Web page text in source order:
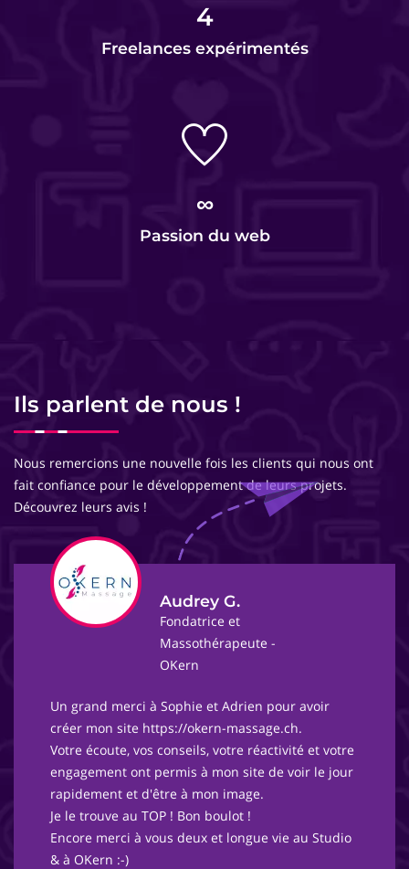
4
Freelances expérimentés
∞
Passion du web
Ils parlent de nous !
Nous remercions une nouvelle fois les clients qui nous ont
fait confiance pour le développement de leurs projets.
Découvrez leurs avis !
Audrey G.
Fondatrice et
Massothérapeute -
OKern
Un grand merci à Sophie et Adrien pour avoir
créer mon site https://okern-massage.ch.
Votre écoute, vos conseils, votre réactivité et votre
engagement ont permis à mon site de voir le jour
rapidement et d'être à mon image.
Je le trouve au TOP ! Bon boulot !
Encore merci à vous deux et longue vie au Studio
& à OKern :-)